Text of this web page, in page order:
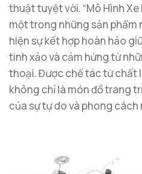
thuật tuyệt vời. “Mô Hình Xe
một trong những sản
hiện sự kết hợp hoàn hảo
tinh xảo và cảm hứng từ
thoại. Được chế tác từ chất
không chỉ là món đồ trang
của sự tự do và phong cách